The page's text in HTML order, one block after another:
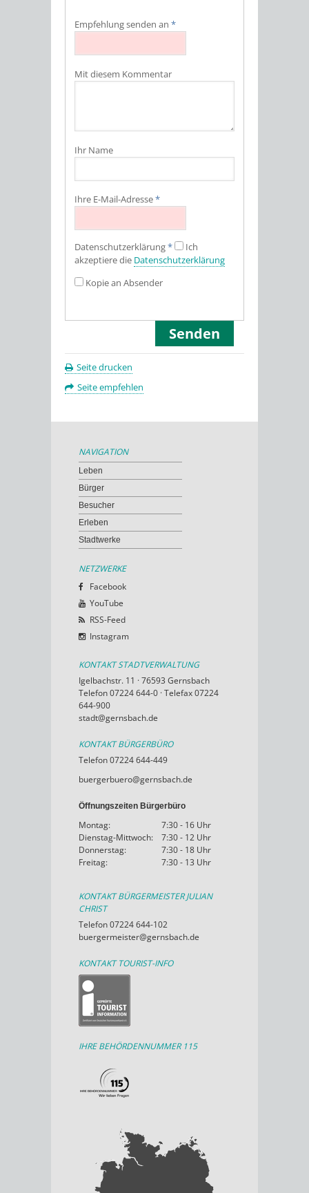
Empfehlung senden an *
Mit diesem Kommentar
Ihr Name
Ihre E-Mail-Adresse*
Datenschutz­erklärung*
Ich
akzeptiere die Datenschutz­erklärung
Kopie an Absender
Seite drucken
Seite empfehlen
NAVIGATION
Leben
Bürger
Besucher
Erleben
Stadtwerke
NETZWERKE
Facebook
YouTube
RSS-Feed
Instagram
KONTAKT STADTVERWALTUNG
Igelbachstr. 11 · 76593 Gernsbach
Telefon 07224 644-0 · Telefax 07224
644-900
stadt@gernsbach.de
KONTAKT BÜRGERBÜRO
Telefon 07224 644-449
buergerbuero@gernsbach.de
Öffnungszeiten Bürgerbüro
Montag:
7:30 - 16 Uhr
Dienstag-Mittwoch:
7:30 - 12 Uhr
Donnerstag:
7:30 - 18 Uhr
Freitag:
7:30 - 13 Uhr
KONTAKT BÜRGERMEISTER JULIAN
CHRIST
Telefon 07224 644-102
buergermeister@gernsbach.de
KONTAKT TOURIST-INFO
IHRE BEHÖRDENNUMMER 115